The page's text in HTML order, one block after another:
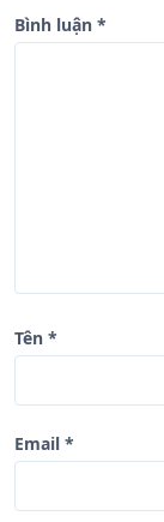
à
i
Bình luận *
Tên *
Email *